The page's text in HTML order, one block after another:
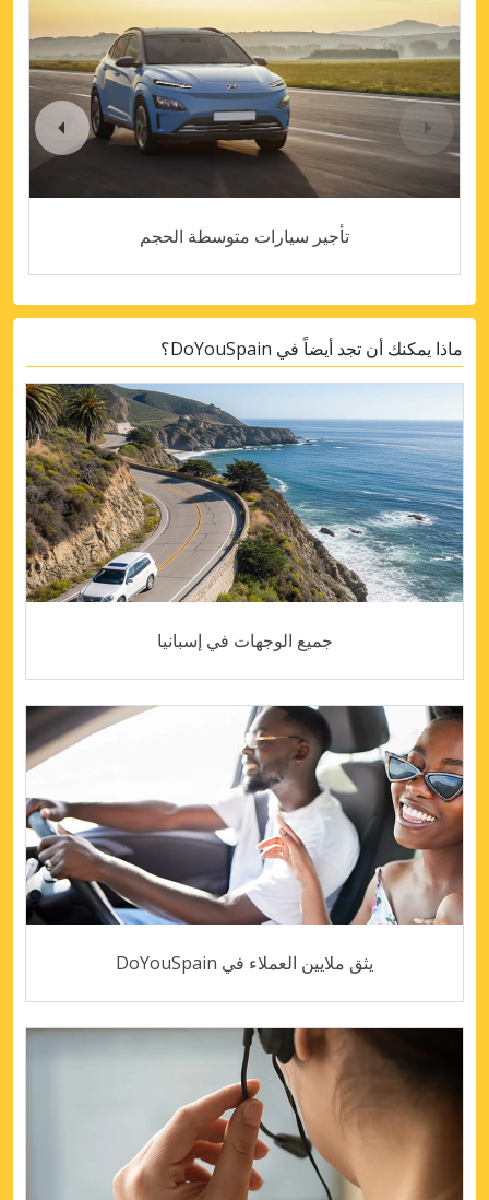
تأجير سيارات متوسطة الحجم
ماذا يمكنك أن تجد أيضاً في DoYouSpain؟
جميع الوجهات في إسبانيا
يثق ملايين العملاء في DoYouSpain